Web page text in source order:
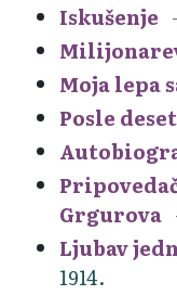
Iskušenje
Moja lepa
Posle
Grgurova
Ljubav
1914.